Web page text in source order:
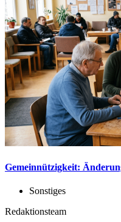
Gemeinnützigkeit:
Sonstiges
Redaktionsteam